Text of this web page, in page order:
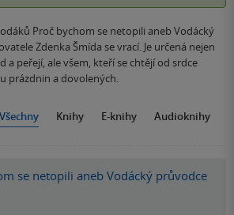
Proč bychom se netopili aneb Vodácký
Zdenka Šmída se vrací. Je určená nejen
peřejí, ale všem, kteří se chtějí od srdce
prázdnin a dovolených.
Všechny Knihy E-knihy Audioknihy
se netopili aneb Vodácký průvodce